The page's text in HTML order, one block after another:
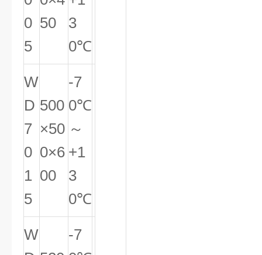
0
5
50
3
0℃
W
D
7
0
1
5
500
×50
0×6
00
-7
0℃
～
+1
3
0℃
W
-7